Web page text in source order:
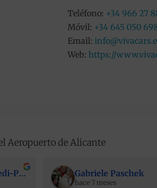
Teléfono: +34 966 27
Móvil: +34 645 050
Email:
Web: https://
Aeropuerto de Alicante
Sklep medyczny Medi-Partner Gabriele Paschek
hace 7 meses